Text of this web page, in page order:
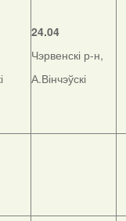
24.04
Чэрвенскі р-н,
А.Вінчэўскі